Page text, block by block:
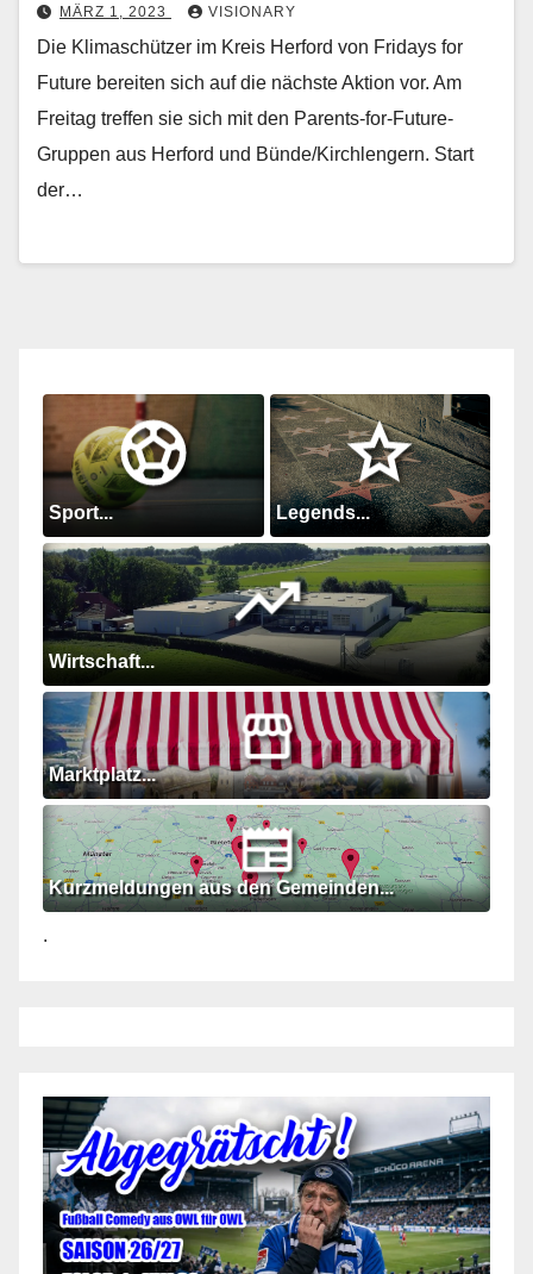
MÄRZ 1, 2023 VISIONARY
Die Klimaschützer im Kreis Herford von Fridays for
Future bereiten sich auf die nächste Aktion vor. Am
Freitag treffen sie sich mit den Parents-for-Future-
Gruppen aus Herford und Bünde/Kirchlengern. Start
der…
Sport... Legends...
Wirtschaft...
Marktplatz...
Kurzmeldungen aus den Gemeinden...
.